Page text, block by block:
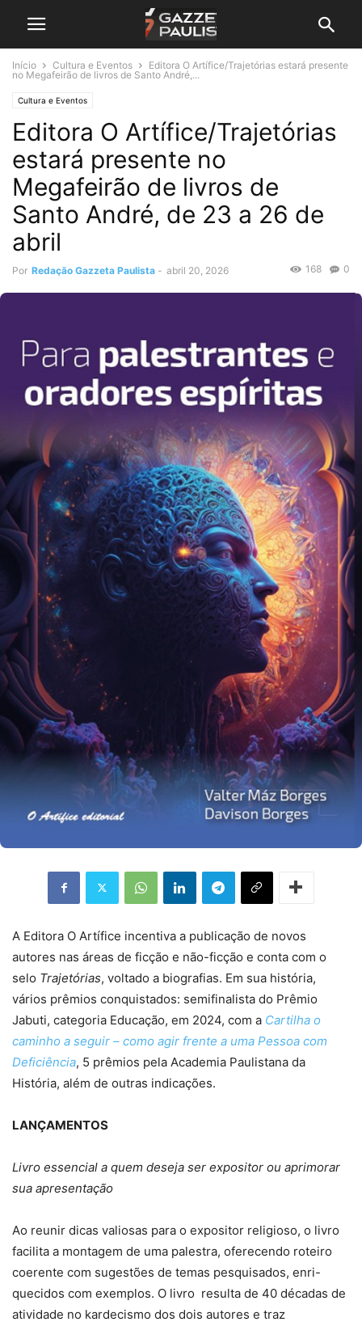
Início Cultura e Eventos
Editora O Artífice/Trajetórias estará presente
no Megafeirão de livros de Santo André,...
Cultura e Eventos
Editora O Artífice/Trajetórias
estará presente no
Megafeirão de livros de
Santo André, de 23 a 26 de
abril
Por Redação Gazzeta Paulista - abril 20, 2026 0
168
A Editora O Artífice incentiva a publicação de novos
autores nas áreas de ficção e não-ficção e conta com o
selo Trajetórias, voltado a biografias. Em sua história,
vários prêmios conquistados: semifinalista do Prêmio
Jabuti, categoria Educação, em 2024, com a Cartilha o
caminho a seguir – como agir frente a uma Pessoa com
Deficiência, 5 prêmios pela Academia Paulistana da
História, além de outras indicações.
LANÇAMENTOS
Livro essencial a quem deseja ser expositor ou aprimorar
sua apresentação
Ao reunir dicas valiosas para o expositor religioso, o livro
facilita a montagem de uma palestra, oferecendo roteiro
coerente com sugestões de temas pesquisados, enri-
quecidos com exemplos. O livro resulta de 40 décadas de
atividade no kardecismo dos dois autores e traz